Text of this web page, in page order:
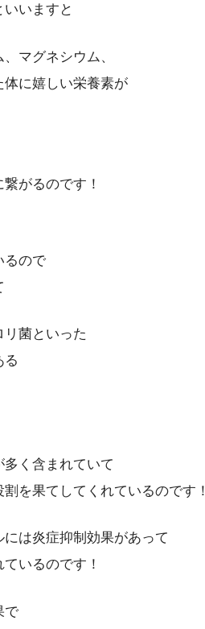
いますと
マグネシウム、
に嬉しい栄養素が
がるのです！
るので
菌といった
る
く含まれていて
を果てしてくれているのです！
は炎症抑制効果があって
いるのです！
で